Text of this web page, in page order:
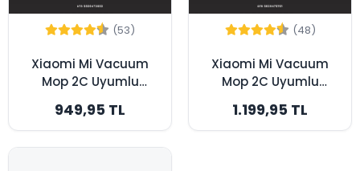
(53)
Xiaomi Mi Vacuum
Mop 2C Uyumlu
Süpürge Bataryası -
Orijinal Kapasite
949,95 TL
(48)
Xiaomi Mi Vacuum
Mop 2C Uyumlu
Süpürge Bataryası -
Yüksek Kapasite
1.199,95 TL